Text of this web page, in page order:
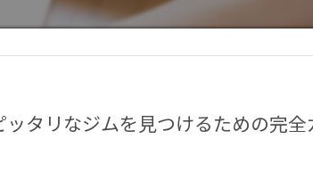
ッタリなジムを見つけるための完全